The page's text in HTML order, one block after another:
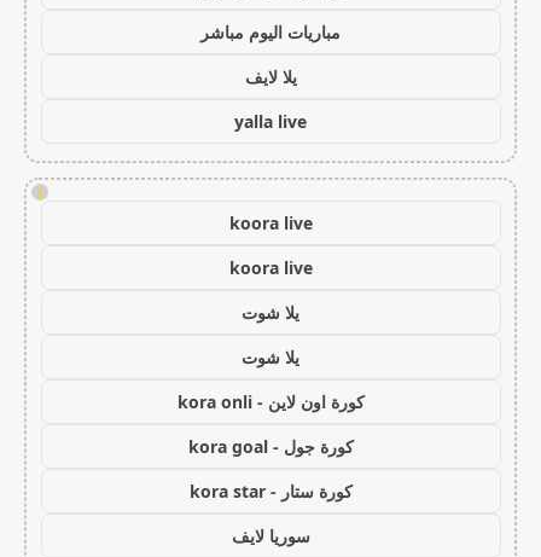
مباريات اليوم مباشر
يلا لايف
yalla live
!
koora live
koora live
يلا شوت
يلا شوت
كورة اون لاين - kora onli
كورة جول - kora goal
كورة ستار - kora star
سوريا لايف